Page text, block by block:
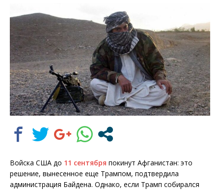
Войска США до 11 сентября покинут Афганистан: это
решение, вынесенное еще Трампом, подтвердила
администрация Байдена. Однако, если Трамп собирался